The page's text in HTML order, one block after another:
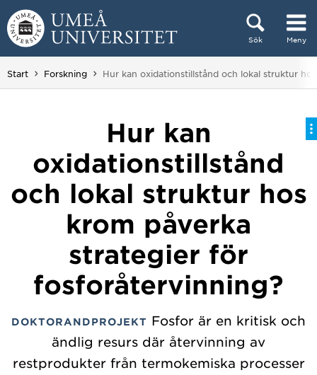
Hoppa direkt till innehållet
Sök Meny
Huvudmenyn dold.
Start Forskning Du är här:
Hur kan oxidationstillstånd och lokal struktur
Hur kan
oxidationstillstånd
och lokal struktur hos
krom påverka
strategier för
fosforåtervinning?
DOKTORANDPROJEKT Fosfor är en kritisk och
ändlig resurs där återvinning av
restprodukter från termokemiska processer